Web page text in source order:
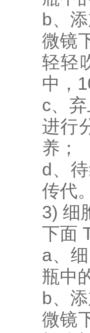
b、
微镜
轻轻
中，
c、
进行
养；
d、
传代
3) 细
下面
a、
瓶中
b、
微镜